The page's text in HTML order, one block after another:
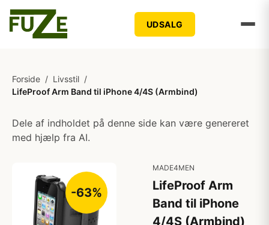
UDSALG
Forside / Livsstil /
LifeProof Arm Band til iPhone 4/4S (Armbind)
Dele af indholdet på denne side kan være genereret
med hjælp fra AI.
-63%
MADE4MEN
LifeProof Arm
Band til iPhone
4/4S (Armbind)